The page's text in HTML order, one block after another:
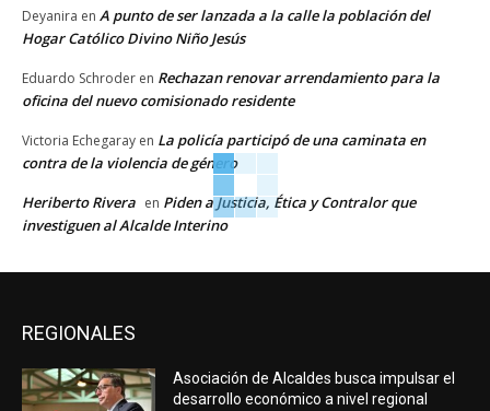
Deyanira en A punto de ser lanzada a la calle la población del
Hogar Católico Divino Niño Jesús
Eduardo Schroder en Rechazan renovar arrendamiento para la
oficina del nuevo comisionado residente
Victoria Echegaray en La policía participó de una caminata en
contra de la violencia de género
Heriberto Rivera en Piden a Justicia, Ética y Contralor que
investiguen al Alcalde Interino
REGIONALES
Asociación de Alcaldes busca impulsar el
desarrollo económico a nivel regional